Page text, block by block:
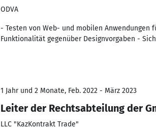
ODVA
- Testen von Web- und mobilen Anwendungen
Funktionalität gegenüber Designvorgaben -
1 Jahr und 2 Monate, Feb. 2022 - März 2023
Leiter der Rechtsabteilung der
LLC "KazKontrakt Trade"